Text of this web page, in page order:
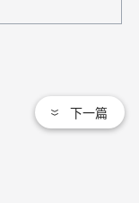
下一篇